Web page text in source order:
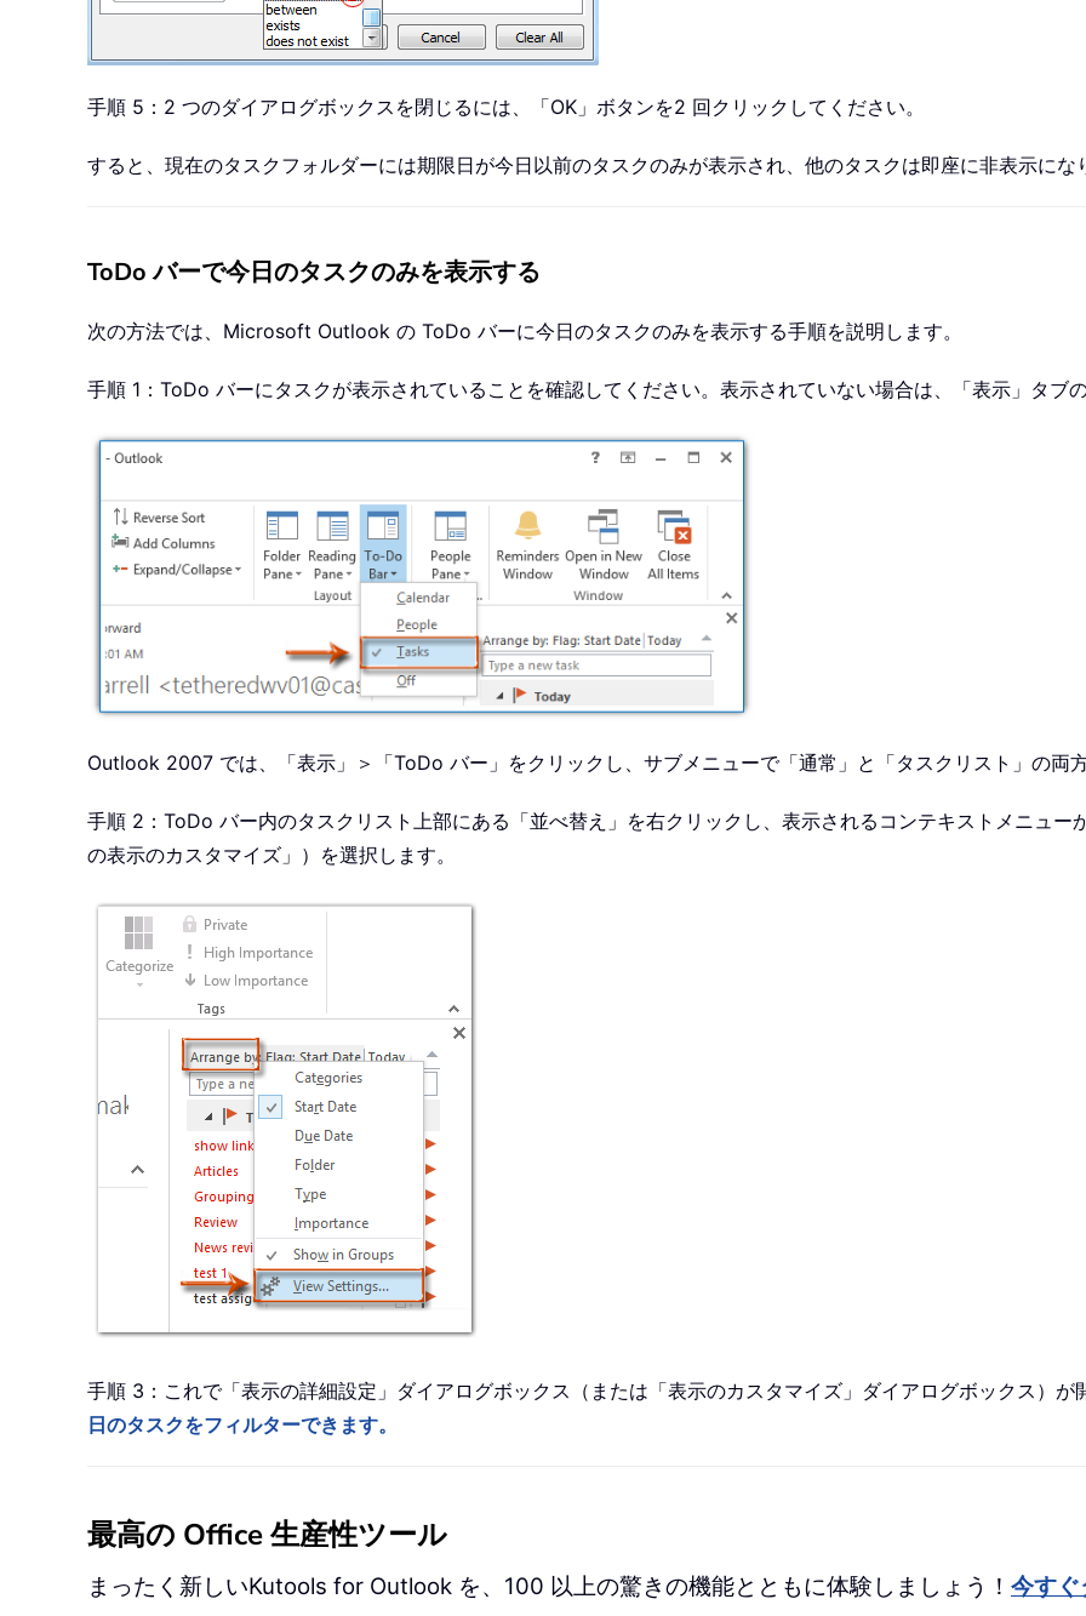
手順 5：2 つのダイアログボックスを閉じるには、「OK」ボタンを2 回クリックしてください。
すると、現在のタスクフォルダーには期限日が今日以前のタスクのみが表示され、他のタスクは即座に非表示にな
ToDo バーで今日のタスクのみを表示する
次の方法では、Microsoft Outlook の ToDo バーに今日のタスクのみを表示する手順を説明します。
手順 1：ToDo バーにタスクが表示されていることを確認してください。表示されていない場合は、「表示」タブ
Outlook 2007 では、「表示」＞「ToDo バー」をクリックし、サブメニューで「通常」と「タスクリスト」の両
手順 2：ToDo バー内のタスクリスト上部にある「並べ替え」を右クリックし、表示されるコンテキストメニュ
の表示のカスタマイズ」）を選択します。
手順 3：これで「表示の詳細設定」ダイアログボックス（または「表示のカスタマイズ」ダイアログボックス）が
日のタスクをフィルターできます。
最高の Office 生産性ツール
まったく新しいKutools for Outlook を、100 以上の驚きの機能とともに体験しましょう！ 今すぐ